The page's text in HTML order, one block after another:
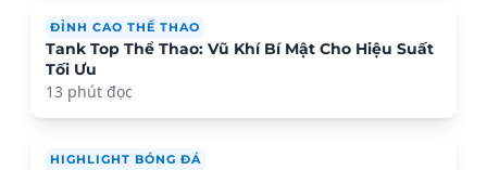
ĐỈNH CAO THỂ THAO
Tank Top Thể Thao: Vũ Khí Bí Mật Cho Hiệu Suất
Tối Ưu
13 phút đọc
HIGHLIGHT BÓNG ĐÁ